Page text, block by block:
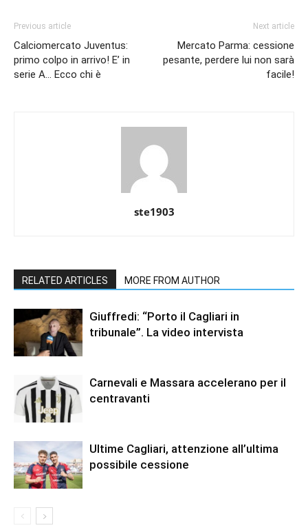
Previous article
Calciomercato Juventus:
primo colpo in arrivo! E’ in
serie A… Ecco chi è
Next article
Mercato Parma: cessione
pesante, perdere lui non sarà
facile!
ste1903
RELATED ARTICLES MORE FROM AUTHOR
Giuffredi: “Porto il Cagliari in
tribunale”. La video intervista
Carnevali e Massara accelerano per il
centravanti
Ultime Cagliari, attenzione all’ultima
possibile cessione